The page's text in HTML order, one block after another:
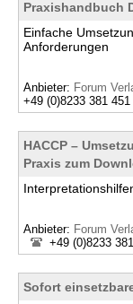
Praxishandbuch
Einfache
Anforderungen
Anbieter: Forum
+49 (0)8233 381 451
HACCP –
Praxis zum
Anbieter: Forum
+49 (0)8233
Sofort